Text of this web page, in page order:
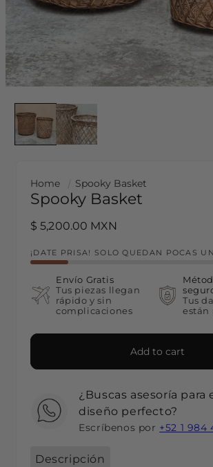
Home Spooky Basket
Spooky Basket
Regular price
$ 5,200.00 MXN
¡DATE PRISA! SOLO QUEDAN POCAS
Envío Gratis
Tus piezas llegan
rápido y sin
complicaciones
Tus
están
Add to cart
¿Buscas asesoría para
diseño perfecto?
Escríbenos por +52 1 984
Descripción